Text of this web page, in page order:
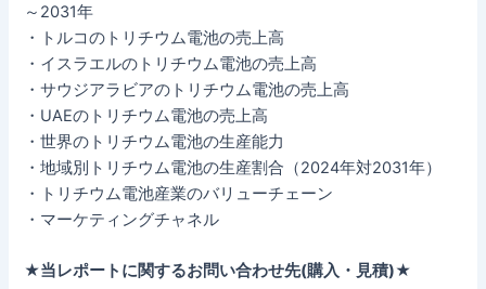
～2031年
・トルコのトリチウム電池の売上高
・イスラエルのトリチウム電池の売上高
・サウジアラビアのトリチウム電池の売上高
・UAEのトリチウム電池の売上高
・世界のトリチウム電池の生産能力
・地域別トリチウム電池の生産割合（2024年対2031年）
・トリチウム電池産業のバリューチェーン
・マーケティングチャネル
★当レポートに関するお問い合わせ先(購入・見積)★